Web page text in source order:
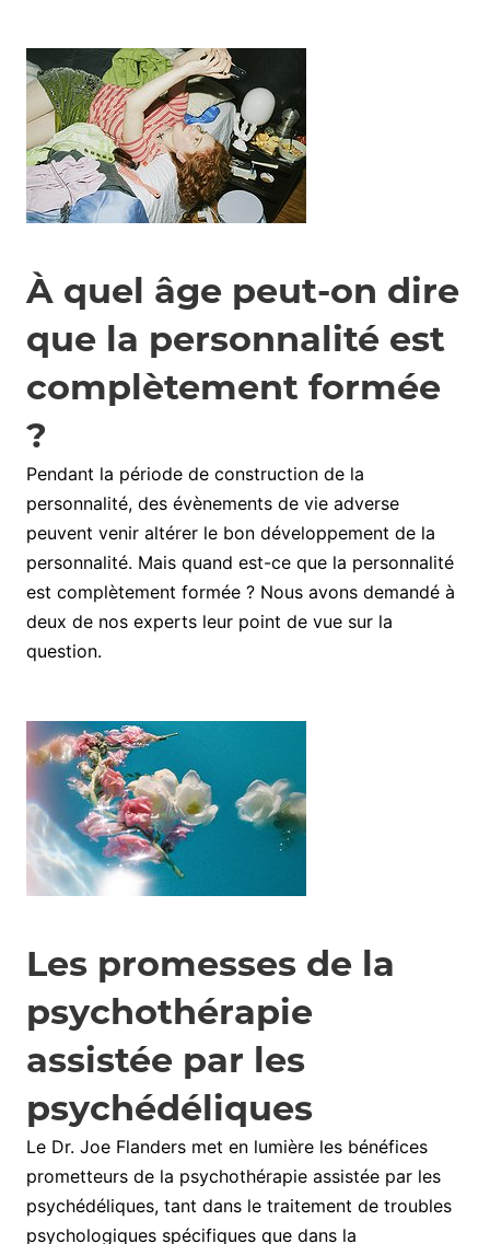
À quel âge peut-on dire
que la personnalité est
complètement formée
?
Pendant la période de construction de la
personnalité, des évènements de vie adverse
peuvent venir altérer le bon développement de la
personnalité. Mais quand est-ce que la personnalité
est complètement formée ? Nous avons demandé à
deux de nos experts leur point de vue sur la
question.
Les promesses de la
psychothérapie
assistée par les
psychédéliques
Le Dr. Joe Flanders met en lumière les bénéfices
prometteurs de la psychothérapie assistée par les
psychédéliques, tant dans le traitement de troubles
psychologiques spécifiques que dans la